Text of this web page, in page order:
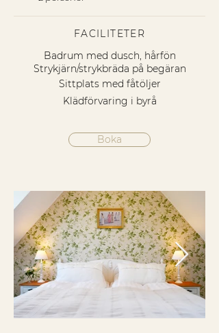
FACILITETER
Badrum med dusch, hårfön
Strykjärn/strykbräda på begäran
Sittplats med fåtöljer
Klädförvaring i byrå
Boka